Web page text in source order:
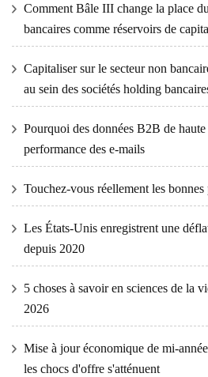
Comment Bâle III change la place
bancaires comme réservoirs de
Capitaliser sur le secteur non
au sein des sociétés holding
Pourquoi des données B2B de
performance des e-mails
Touchez-vous réellement les bonnes
Les États-Unis enregistrent une
depuis 2020
5 choses à savoir en sciences de la
2026
Mise à jour économique de mi-
les chocs d'offre s'atténuent